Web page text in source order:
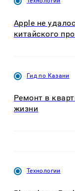
Apple не
китайского
Гид по Казани
Ремонт в
жизни
Технологии